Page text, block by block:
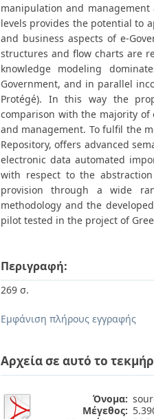
manipulation and
levels provides the potential to
and business aspects of e-
structures and flow charts are
knowledge modeling
Government, and in parallel
Protégé). In this way the
comparison with the majority
and management. To fulfil the
Repository, offers advanced
electronic data automated
with respect to the
provision through a wide
methodology and the
pilot tested in the project of
Περιγραφή:
269 σ.
Εμφάνιση πλήρους εγγραφής
Αρχεία σε αυτό το
Όνομα:
Μέγεθος: